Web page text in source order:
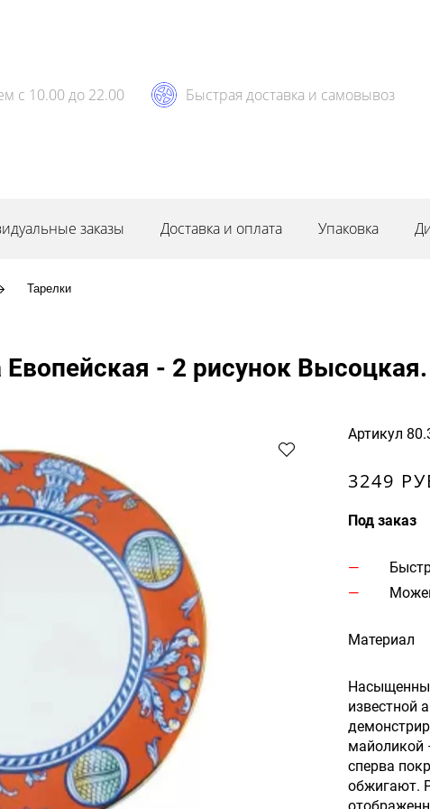
с 10.00 до 22.00 Быстрая доставка и самовывоз
заказы Доставка и оплата Упаковка
Тарелки
- 2 рисунок
Артикул
3249
Под заказ
Материал
известной
майоликой
сперва
обжигают.